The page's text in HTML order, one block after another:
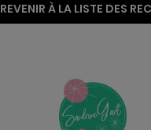
REVENIR À LA LISTE DES